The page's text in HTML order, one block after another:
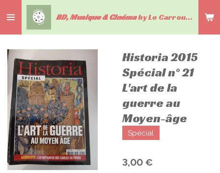
au
contenu
BD, Musique & Cinémaby Le Carrousel du livre
Historia 2015
Spécial n° 21
L'art de la
guerre au
Moyen-âge
Spécial
3,00 €